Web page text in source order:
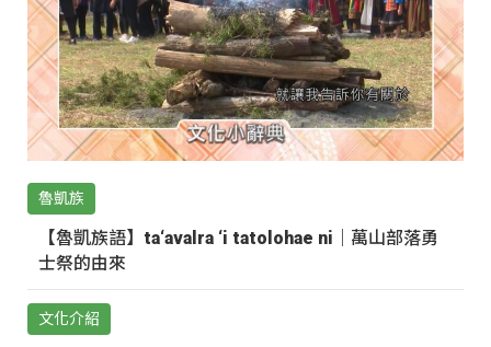
魯凱族
【魯凱族語】ta‘avalra ‘i tatolohae ni｜萬山部落勇
士祭的由來
文化介紹